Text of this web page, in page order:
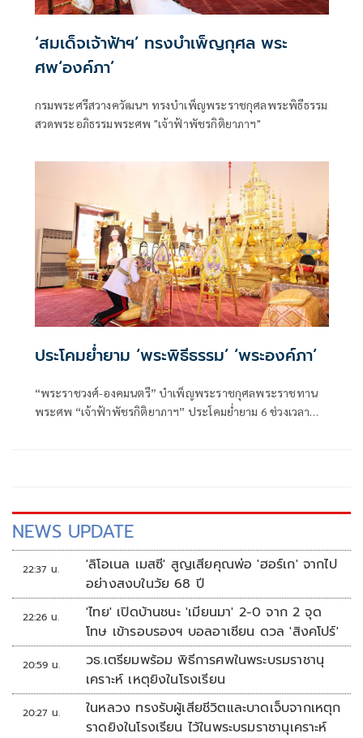
‘สมเด็จเจ้าฟ้าฯ’ ทรงบำเพ็ญกุศล พระ
ศพ‘องค์ภา’
กรมพระศรีสวางควัฒนฯ ทรงบำเพ็ญพระราชกุศลพระพิธีธรรม
สวดพระอภิธรรมพระศพ "เจ้าฟ้าพัชรกิติยาภาฯ"
ประโคมย่ำยาม ‘พระพิธีธรรม’ ‘พระองค์ภา’
“พระราชวงศ์-องคมนตรี” บำเพ็ญพระราชกุศลพระราชทาน
พระศพ “เจ้าฟ้าพัชรกิติยาภาฯ” ประโคมย่ำยาม 6 ช่วงเวลา
NEWS UPDATE
22:37 น.
'ลิโอเนล เมสซี' สูญเสียคุณพ่อ 'ฮอร์เก' จากไป
อย่างสงบในวัย 68 ปี
22:26 น.
'ไทย' เปิดบ้านชนะ 'เมียนมา' 2-0 จาก 2 จุด
โทษ เข้ารอบรองฯ บอลอาเซียน ดวล 'สิงคโปร์'
20:59 น.
วธ.เตรียมพร้อม พิธีการศพในพระบรมราชานุ
เคราะห์ เหตุยิงในโรงเรียน
20:27 น.
ในหลวง ทรงรับผู้เสียชีวิตและบาดเจ็บจากเหตุก
ราดยิงในโรงเรียน ไว้ในพระบรมราชานุเคราะห์